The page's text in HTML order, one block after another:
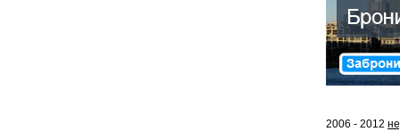
2006 - 2012